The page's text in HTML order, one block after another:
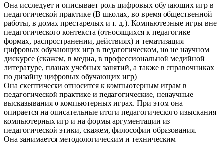
Она исследует и описывает роль цифровых обучающих игр в
педагогической практике (В школах, во время общественной
работы, в домах престарелых и т. д.). Компьютерные игры вне
педагогического контекста (относящихся к педагогике
формах, распространении, действиях) и тематизация
цифровых обучающих игр в педагогическом, но не научном
дискурсе (скажем, в медиа, в профессиональной медийной
литературе, планах учебных занятий, а также в справочниках
по дизайну цифровых обучающих игр)
Она скептически относится к компьютерным играм в
педагогической практике и педагогические, ненаучные
высказывания о компьютерных играх. При этом она
опирается на описательные итоги педагогического изыскания
компьютерных игр и на формы аргументации из
педагогической этики, скажем, философии образования.
Она занимается методологическим и техническим